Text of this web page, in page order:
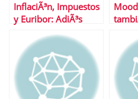
InflaciÃ³n, Impuestos
y Euribor: AdiÃ³s